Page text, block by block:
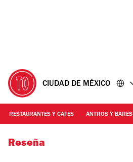
CIUDAD DE MÉXICO
RESTAURANTES Y CAFES ANTROS Y BARES
Foto: Pamela Magdaleno
Reseña